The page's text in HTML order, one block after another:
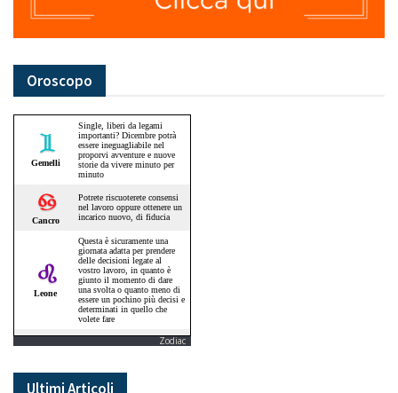
Oroscopo
Zodiac
Ultimi Articoli